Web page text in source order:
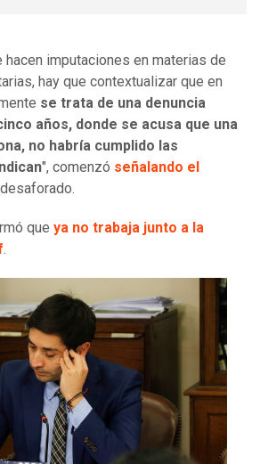
hacen imputaciones en materias de
hay que contextualizar que en
se trata de una denuncia
años, donde se acusa que una
no habría cumplido las
", comenzó señalando el
que ya no trabaja junto a la
.